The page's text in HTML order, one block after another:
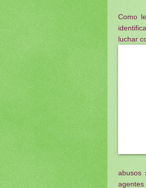
Como
luchar
abusos
agentes